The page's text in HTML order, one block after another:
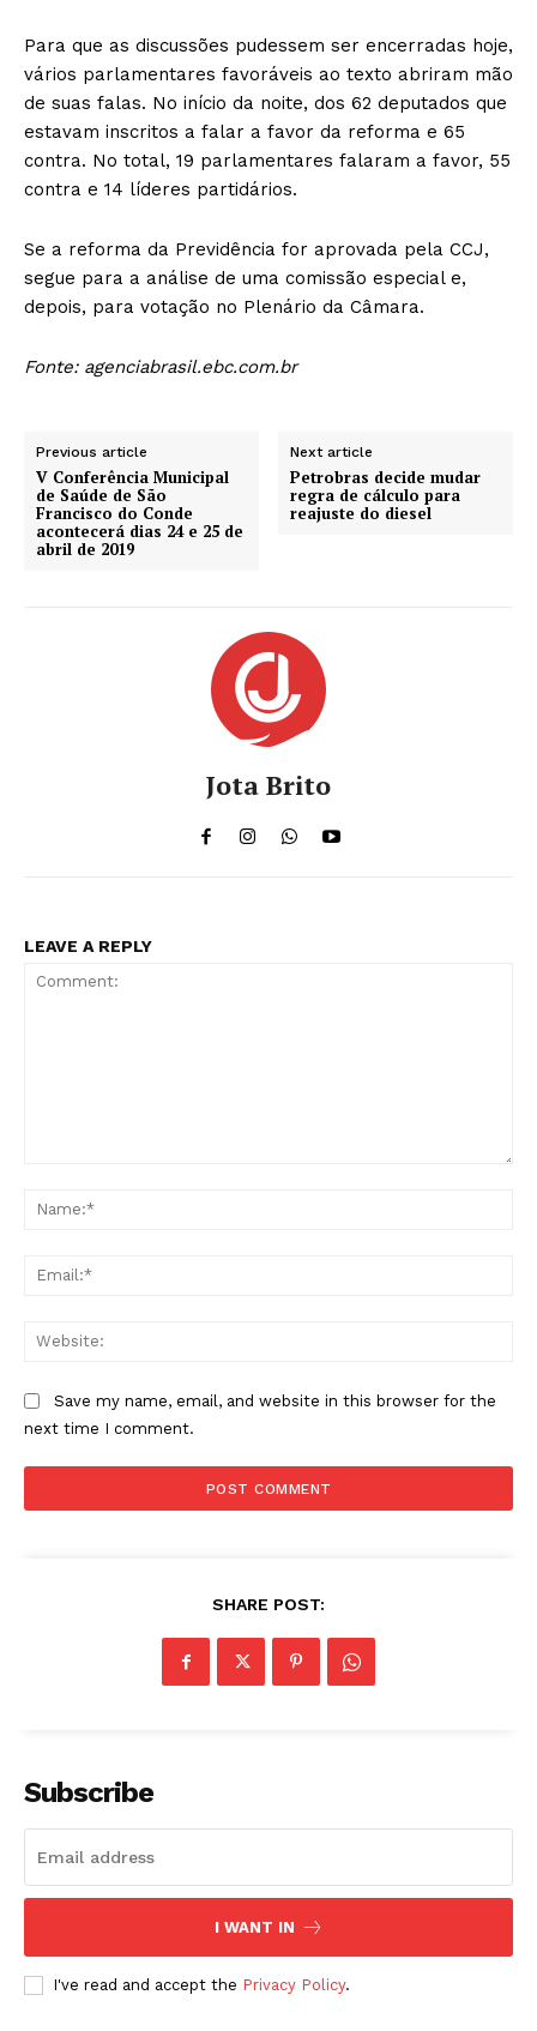
Para que as discussões pudessem ser encerradas hoje,
vários parlamentares favoráveis ao texto abriram mão
de suas falas. No início da noite, dos 62 deputados que
estavam inscritos a falar a favor da reforma e 65
contra. No total, 19 parlamentares falaram a favor, 55
contra e 14 líderes partidários.
Se a reforma da Previdência for aprovada pela CCJ,
segue para a análise de uma comissão especial e,
depois, para votação no Plenário da Câmara.
Fonte: agenciabrasil.ebc.com.br
Previous article
V Conferência Municipal
de Saúde de São
Francisco do Conde
acontecerá dias 24 e 25 de
abril de 2019
Next article
Petrobras decide mudar
regra de cálculo para
reajuste do diesel
Jota Brito
LEAVE A REPLY
Save my name, email, and website in this browser for the
next time I comment.
SHARE POST:
Subscribe
I WANT IN
I've read and accept the Privacy Policy.